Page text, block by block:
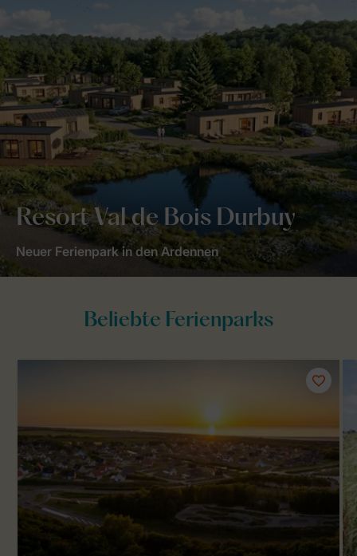
Resort Val de Bois Durbuy
Neuer Ferienpark in den Ardennen